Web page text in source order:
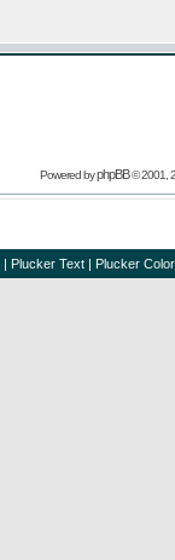
Powered byphpBB© 2001,
| Plucker Text | Plucker Color